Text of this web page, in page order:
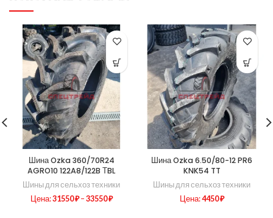
Шина Ozka 360/70R24
AGRO10 122A8/122B ТBL
Шины для сельхоз техники
Цена:31550₽– 33550₽
Шина Ozka 6.50/80-12 PR6
KNK54 TT
Шины для сельхоз техники
Цена:4450₽